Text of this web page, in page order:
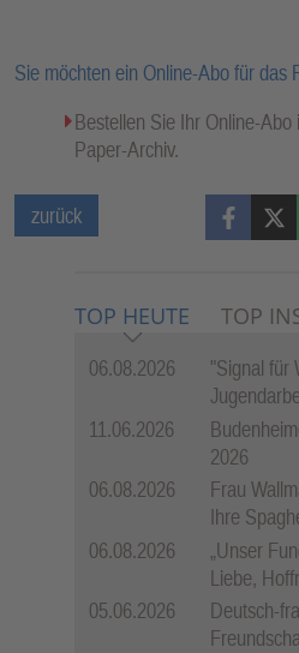
Sie möchten ein Online-Abo für das
Bestellen Sie Ihr Online-
Paper-Archiv.
zurück Facebook
X
TOP HEUTE TOP
06.08.2026
"Signal für
11.06.2026
2026
06.08.2026
Frau
Ihre
06.08.2026
„Unser
Liebe,
05.06.2026
Deutsch-